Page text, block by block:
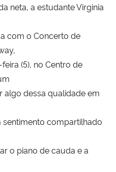
Humanos
neta, a estudante Virginia
com o Concerto de
(5), no Centro de
algo dessa qualidade em
sentimento compartilhado
o piano de cauda e a